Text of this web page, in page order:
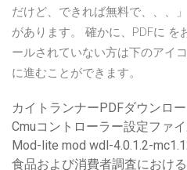
だけど、できれば無料で、、、
があります。 確かに、PDFに を
ールされていない方は下のアイ
に進むことができます。
カイトランナーPDFダウンロ
Cmuコントローラー設定ファ
Mod-lite mod wdl-4.0.1.2-
食品および消費者調査におけ